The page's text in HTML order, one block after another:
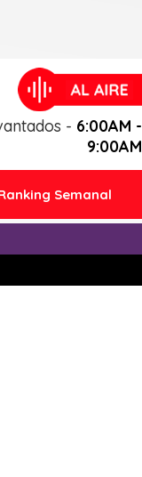
- 6:00AM -
9:00AM
Semanal